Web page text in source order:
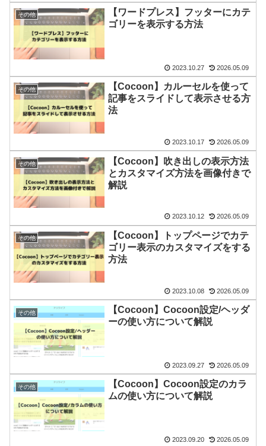
その他
【ワードプレス】フッターにカテ
ゴリーを表示する方法
2023.10.27 2026.05.09
その他
【Cocoon】カルーセルを使って
記事をスライドして表示させる方
法
2023.10.17 2026.05.09
その他
【Cocoon】吹き出しの表示方法
とカスタマイズ方法を画像付きで
解説
2023.10.12 2026.05.09
その他
【Cocoon】トップページでカテ
ゴリー表示のカスタマイズをする
方法
2023.10.08 2026.05.09
その他
【Cocoon】Cocoon設定/ヘッダ
ーの使い方について解説
2023.09.27 2026.05.09
その他
【Cocoon】Cocoon設定のカラ
ムの使い方について解説
2023.09.20 2026.05.09